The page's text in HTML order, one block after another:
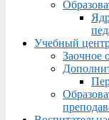
Учебный
Заочное